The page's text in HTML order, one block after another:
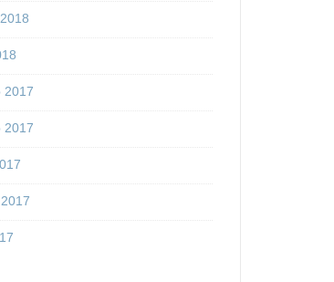
2017
2017